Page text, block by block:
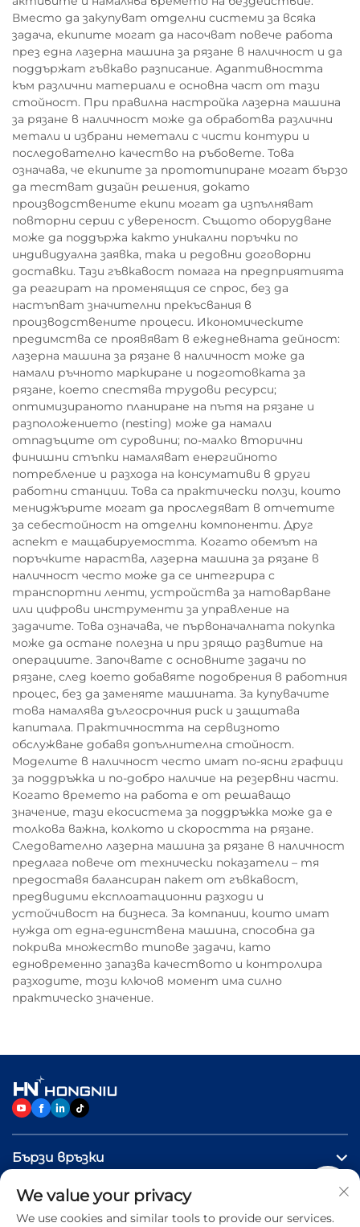
Вместо да закупуват отделни системи за всяка
задача, екипите могат да насочват повече работа
през една лазерна машина за рязане в наличност и да
поддържат гъвкаво разписание. Адаптивността
към различни материали е основна част от тази
стойност. При правилна настройка лазерна машина
за рязане в наличност може да обработва различни
метали и избрани неметали с чисти контури и
последователно качество на ръбовете. Това
означава, че екипите за прототипиране могат бързо
да тестват дизайн решения, докато
производствените екипи могат да изпълняват
повторни серии с увереност. Същото оборудване
може да поддържа както уникални поръчки по
индивидуална заявка, така и редовни договорни
доставки. Тази гъвкавост помага на предприятията
да реагират на променящия се спрос, без да
настъпват значителни прекъсвания в
производствените процеси. Икономическите
предимства се проявяват в ежедневната дейност:
лазерна машина за рязане в наличност може да
намали ръчното маркиране и подготовката за
рязане, което спестява трудови ресурси;
оптимизираното планиране на пътя на рязане и
разположението (nesting) може да намали
отпадъците от суровини; по-малко вторични
финишни стъпки намаляват енергийното
потребление и разхода на консумативи в други
работни станции. Това са практически ползи, които
мениджърите могат да проследяват в отчетите
за себестойност на отделни компоненти. Друг
аспект е мащабируемостта. Когато обемът на
поръчките нараства, лазерна машина за рязане в
наличност често може да се интегрира с
транспортни ленти, устройства за натоварване
или цифрови инструменти за управление на
задачите. Това означава, че първоначалната покупка
може да остане полезна и при зрящо развитие на
операциите. Започвате с основните задачи по
рязане, след което добавяте подобрения в работния
процес, без да заменяте машината. За купувачите
това намалява дългосрочния риск и защитава
капитала. Практичността на сервизното
обслужване добавя допълнителна стойност.
Моделите в наличност често имат по-ясни графици
за поддръжка и по-добро наличие на резервни части.
Когато времето на работа е от решаващо
значение, тази екосистема за поддръжка може да е
толкова важна, колкото и скоростта на рязане.
Следователно лазерна машина за рязане в наличност
предлага повече от технически показатели – тя
предоставя балансиран пакет от гъвкавост,
предвидими експлоатационни разходи и
устойчивост на бизнеса. За компании, които имат
нужда от една-единствена машина, способна да
покрива множество типове задачи, като
едновременно запазва качеството и контролира
разходите, този ключов момент има силно
практическо значение.
Бързи връзки
ПРОДУКТИ
We value your privacy
We use cookies and similar tools to provide our services.